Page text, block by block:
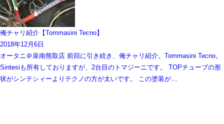
俺チャリ紹介【Tommasini Tecno】
2018年12月6日
オータニ＠泉南熊取店 前回に引き続き、俺チャリ紹介。Tommasini Tecno。
Sintesiも所有しておりますが、2台目のトマジーニです。 TOPチューブの形
状がシンテシィーよりテクノの方が太いです。 この塗装が…